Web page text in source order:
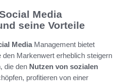
Media
seine Vorteile
MediaManagement bietet
den Markenwert erheblich steigern
die den Nutzen von sozialen
profitieren von einer